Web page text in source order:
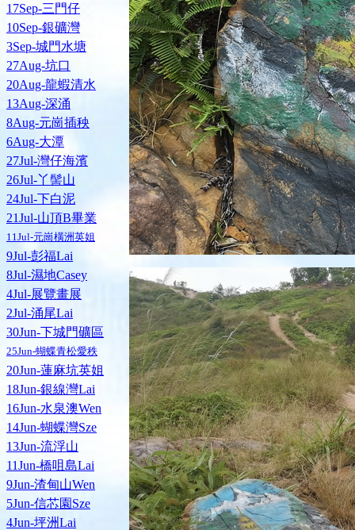
17Sep-三門仔
10Sep-銀礦灣
3Sep-城門水塘
27Aug-坑口
20Aug-龍蝦清水
13Aug-深涌
8Aug-元崗插秧
6Aug-大潭
27Jul-灣仔海濱
26Jul-丫髻山
24Jul-下白泥
21Jul-山頂B畢業
11Jul-元崗橫洲英姐
9Jul-彭福Lai
8Jul-濕地Casey
4Jul-展覽畫展
2Jul-涌尾Lai
30Jun-下城門礦區
25Jun-蝴蝶青松愛秩
20Jun-蓮麻坑英姐
18Jun-銀線灣Lai
16Jun-水泉澳Wen
14Jun-蝴蝶灣Sze
13Jun-流浮山
11Jun-橋咀島Lai
9Jun-渣甸山Wen
5Jun-信芯園Sze
4Jun-坪洲Lai